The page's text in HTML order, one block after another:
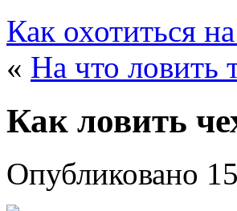
Как охотиться
« На что ловить
Как ловить
Опубликовано